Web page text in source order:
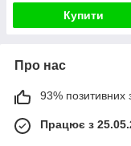
Купити
Про нас
93% позитивних з
Працює з